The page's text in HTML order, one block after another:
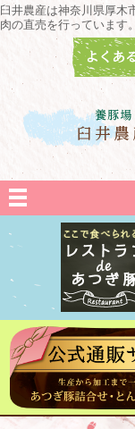
臼井農産は神奈川県厚木
肉の直売を行っています。